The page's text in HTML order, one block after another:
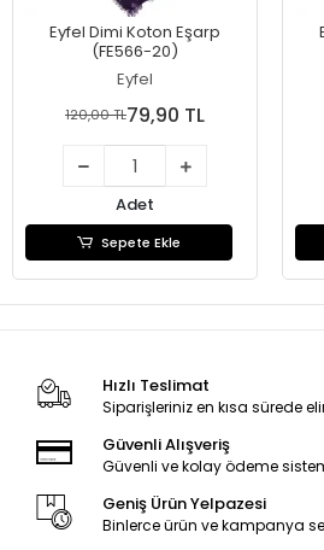
Eyfel Dimi Koton Eşarp
(FE566-20)
Eyfel
120,00 TL79,90 TL
Adet
Sepete Ekle
Hızlı Teslimat
Siparişleriniz en kısa sürede
Güvenli Alışveriş
Güvenli ve kolay ödeme
Geniş Ürün Yelpazesi
Binlerce ürün ve kampanya